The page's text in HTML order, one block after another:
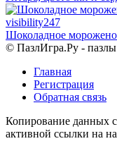
visibility247
Шоколадное
© ПазлИгра.Ру -
Главная
Регистрация
Обратная связь
Копирование данных с
активной ссылки на